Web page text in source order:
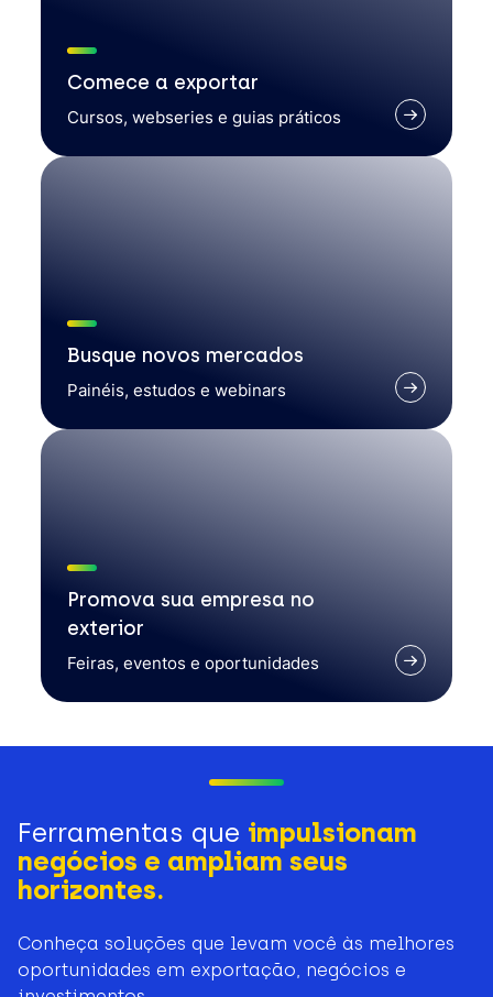
Comece a exportar
Cursos, webseries e guias práticos
Busque novos mercados
Painéis, estudos e webinars
Promova sua empresa no
exterior
Feiras, eventos e oportunidades
Ferramentas que impulsionam
negócios e ampliam seus
horizontes.
Conheça soluções que levam você às melhores
oportunidades em exportação, negócios e